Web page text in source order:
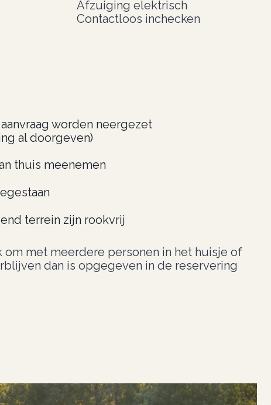
Afzuiging elektrisch
Contactloos inchecken
worden neergezet
al doorgeven)
thuis meenemen
terrein zijn rookvrij
om met meerdere personen in het huisje of
dan is opgegeven in de reservering